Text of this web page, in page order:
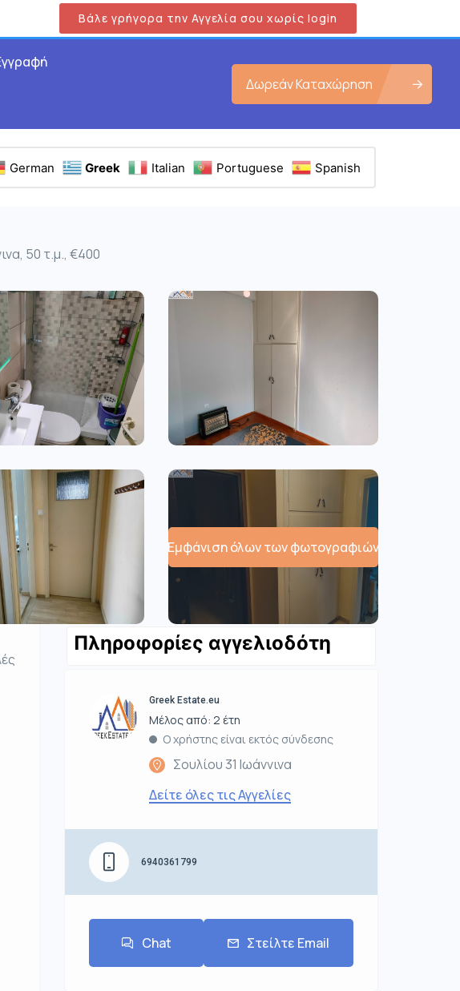
Βάλε γρήγορα την Αγγελία σου χωρίς login
Δωρεάν Καταχώρηση
German Greek Italian Portuguese Spanish
50 τ.μ., €400
Εμφάνιση όλων των φωτογραφιών
Πληροφορίες αγγελιοδότη
Greek Estate.eu
Μέλος από: 2 έτη
Ο χρήστης είναι εκτός σύνδεσης
Σουλίου 31 Ιωάννινα
Δείτε όλες τις Αγγελίες
6940361799
Chat Στείλτε Email